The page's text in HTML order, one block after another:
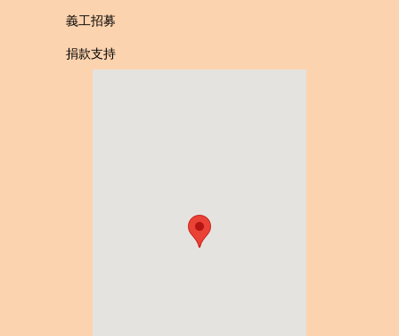
義工招募
捐款支持